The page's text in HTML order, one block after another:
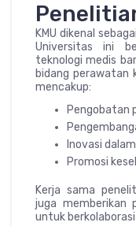
KMU dikenal
Universitas ini
teknologi medis
bidang perawatan
mencakup:
Pengobatan
Inovasi
Promosi
Kerja sama
juga memberikan
untuk